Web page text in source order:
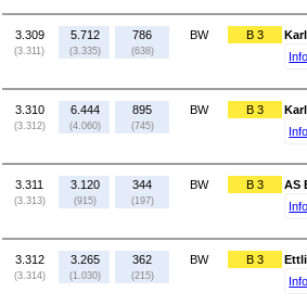
3.309
(3.311)
5.712
(3.335)
786
(638)
BW B 3
3.310
(3.312)
6.444
(4.060)
895
(745)
BW B 3
3.311
(3.313)
3.120
(915)
344
(197)
BW B 3
AS
3.312
(3.314)
3.265
(1.030)
362
(215)
BW B 3